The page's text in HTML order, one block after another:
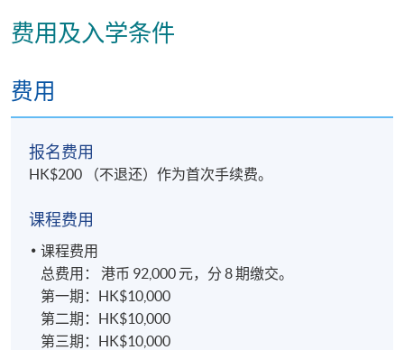
理反映企业策略地位的重要元素。利用理论概念和模
的关係、管理真正的品牌、在全球行销中做出策略决
定，以及持续行销和新兴问题。
2) 管理与组织变革
行为，包括态度、认知、动机、群体、团队和领导能
力；以及瞭解管理流程，并发展在人员和流程管理方
面的重要技能 - 例如企业社会责任。变革管理日益重
要，因此您将透过检视渐进式变革与转型变革，以及
权力、政治与冲突的重要性来研究此主题。本单元着
重于人在工作环境中的行为，强调了解人在变革管理
费用及入学条件
费用
报名费用
HK$200 （不退还）作为首次手续费。
课程费用
课程费用
总费用： 港币 92,000 元，分 8 期缴交。
第一期：HK$10,000
第二期：HK$10,000
第三期：HK$10,000